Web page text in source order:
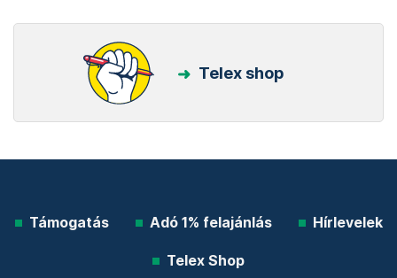
Telex shop
Támogatás Adó 1% felajánlás Hírlevelek
Telex Shop